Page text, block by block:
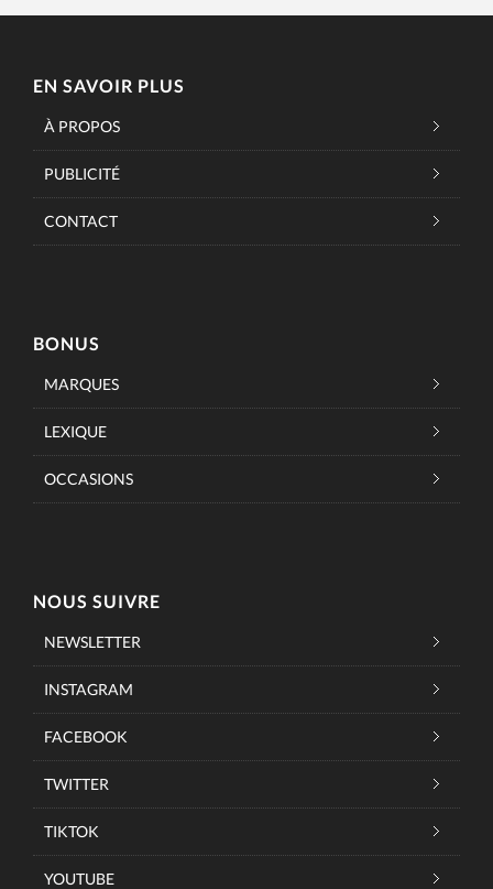
EN SAVOIR PLUS
À PROPOS
PUBLICITÉ
CONTACT
BONUS
MARQUES
LEXIQUE
OCCASIONS
NOUS SUIVRE
NEWSLETTER
INSTAGRAM
FACEBOOK
TWITTER
TIKTOK
YOUTUBE